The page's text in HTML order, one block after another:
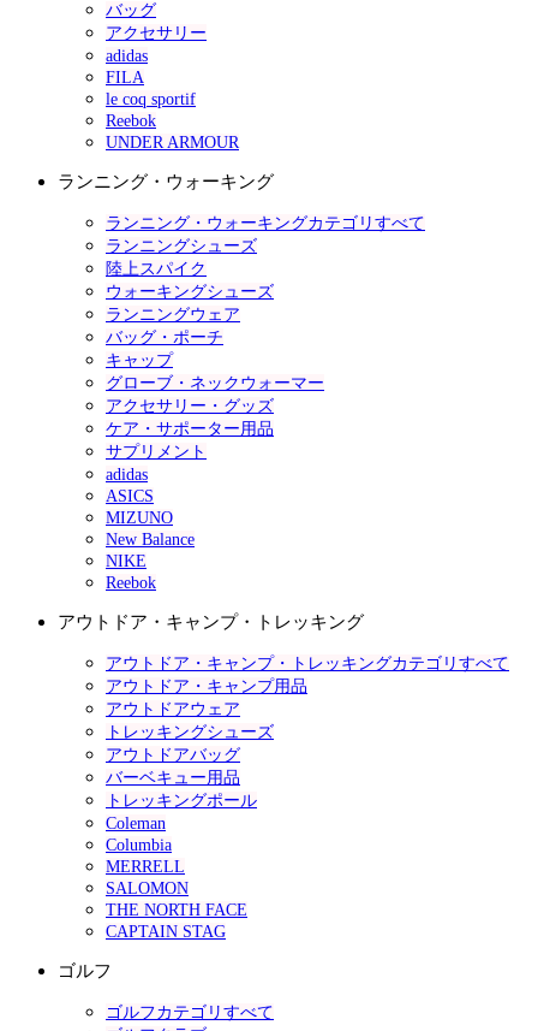
バッグ
アクセサリー
adidas
FILA
le coq sportif
Reebok
UNDER ARMOUR
ランニング・ウォーキング
ランニング・ウォーキングカテゴリすべて
ランニングシューズ
陸上スパイク
ウォーキングシューズ
ランニングウェア
バッグ・ポーチ
キャップ
グローブ・ネックウォーマー
アクセサリー・グッズ
ケア・サポーター用品
サプリメント
adidas
ASICS
MIZUNO
New Balance
NIKE
Reebok
アウトドア・キャンプ・トレッキング
アウトドア・キャンプ・トレッキングカテゴリすべて
アウトドア・キャンプ用品
アウトドアウェア
トレッキングシューズ
アウトドアバッグ
バーベキュー用品
トレッキングポール
Coleman
Columbia
MERRELL
SALOMON
THE NORTH FACE
CAPTAIN STAG
ゴルフ
ゴルフカテゴリすべて